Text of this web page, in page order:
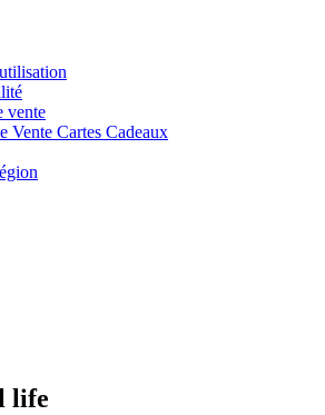
vente
Vente Cartes Cadeaux
life